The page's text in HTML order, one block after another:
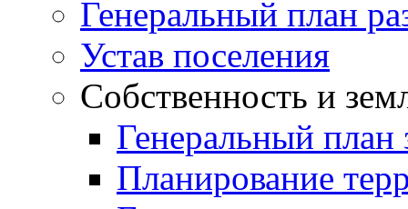
Генеральный план
Устав поселения
Собственность и
Генеральный план
Планирование